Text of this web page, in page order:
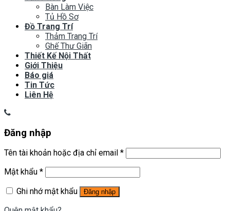
Bàn Làm Việc
Tủ Hồ Sơ
Đồ Trang Trí
Thảm Trang Trí
Ghế Thư Giãn
Thiết Kế Nội Thất
Giới Thiệu
Báo giá
Tin Tức
Liên Hệ
Đăng nhập
Tên tài khoản hoặc địa chỉ email *
Mật khẩu *
Ghi nhớ mật khẩu
Đăng nhập